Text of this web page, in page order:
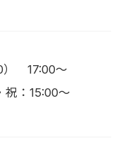
） 17:00～
：15:00～